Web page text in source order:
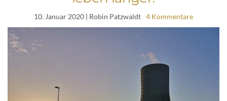
10. Januar 2020 | Robin Patzwaldt 4 Kommentare